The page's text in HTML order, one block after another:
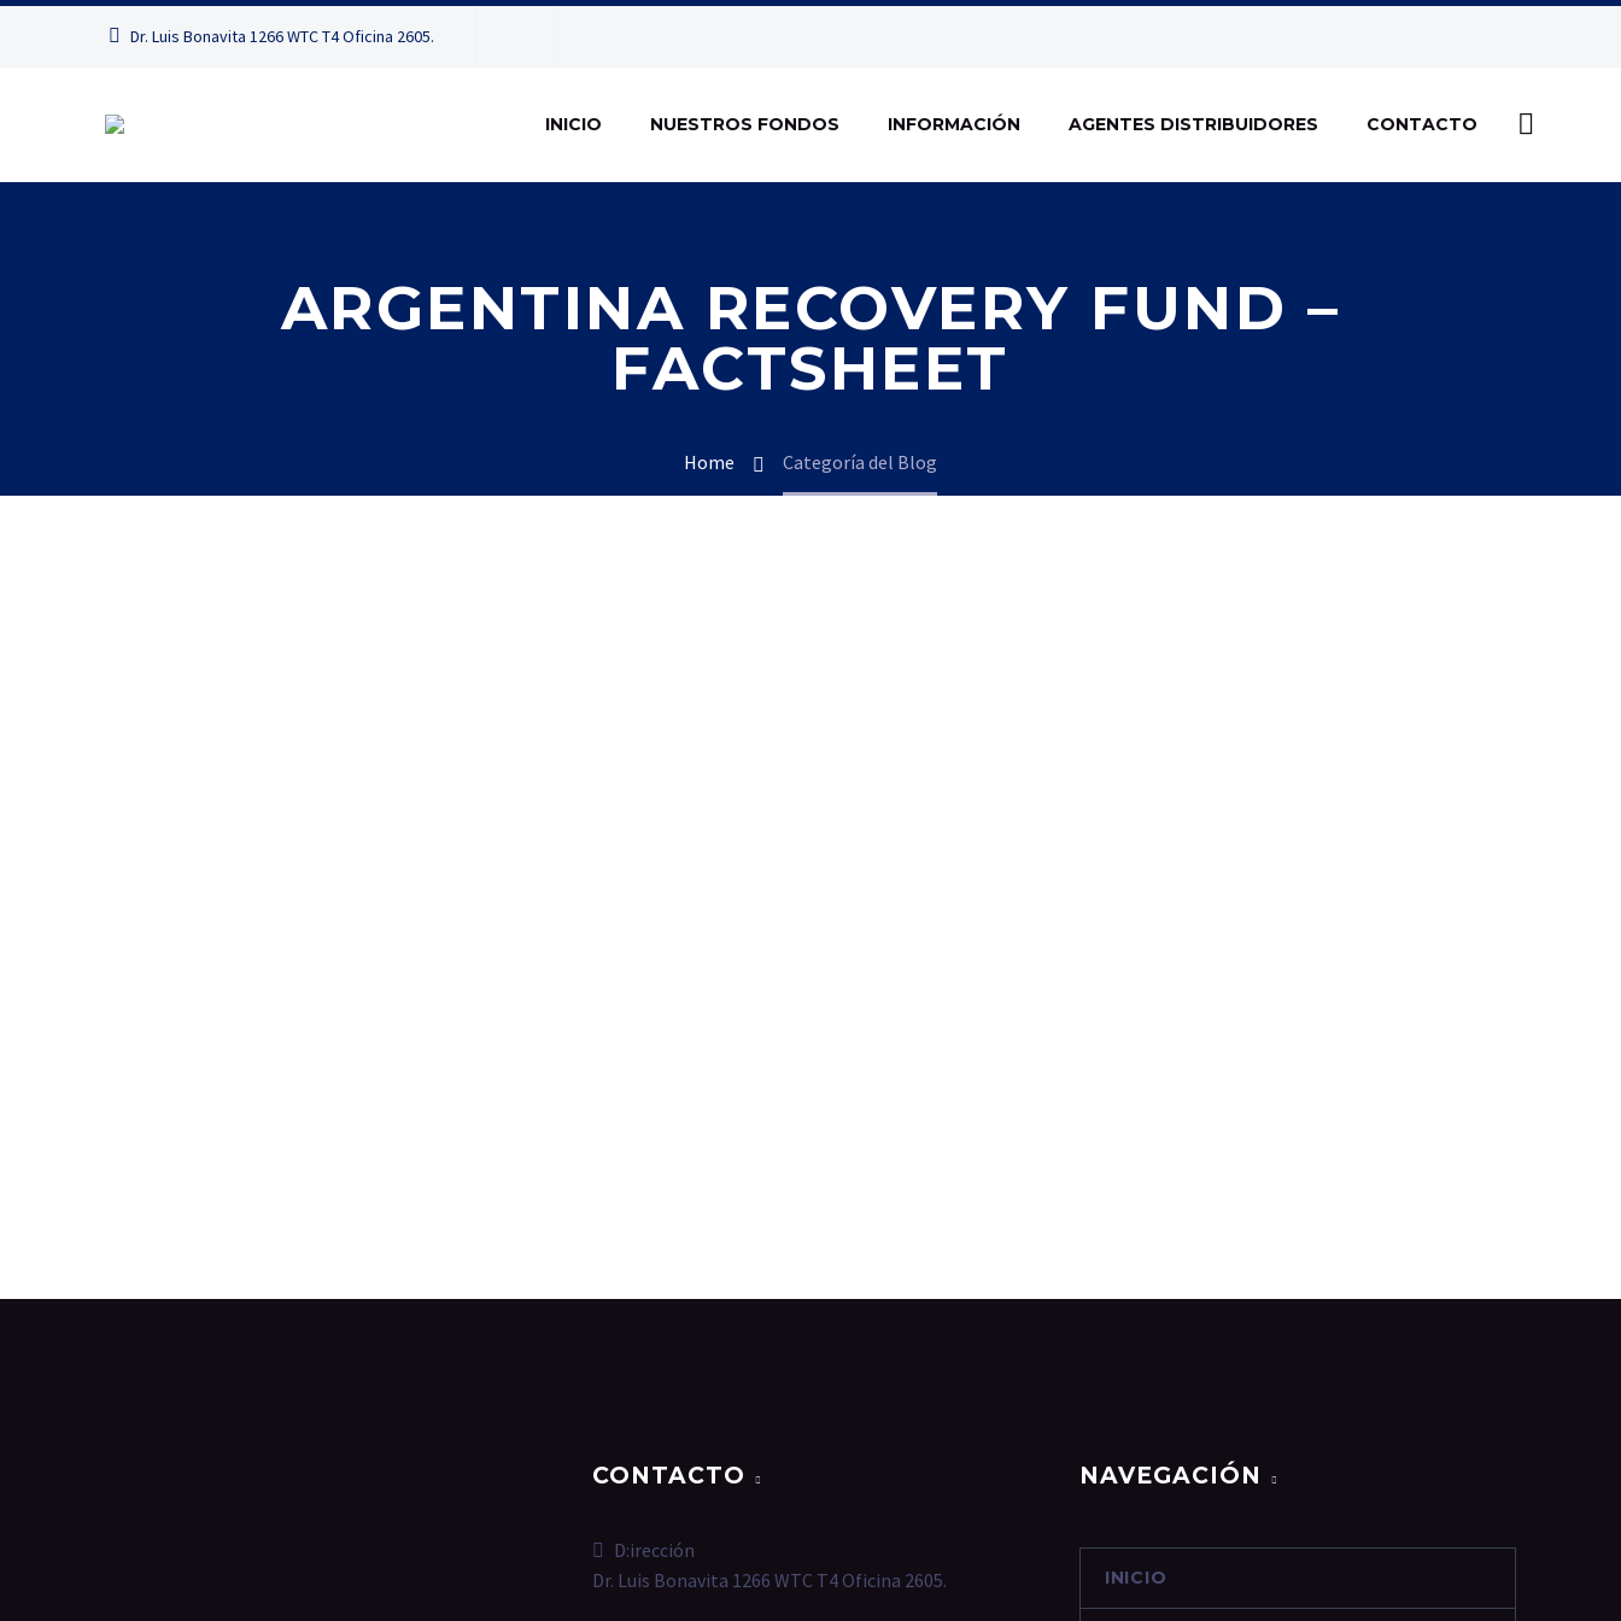
Dr. Luis Bonavita 1266 WTC T4 Oficina 2605.
INICIO NUESTROS FONDOS INFORMACIÓN AGENTES DISTRIBUIDORES CONTACTO
ARGENTINA RECOVERY FUND –
FACTSHEET
Home Categoría del Blog
CONTACTO
D:irección
Dr. Luis Bonavita 1266 WTC T4 Oficina 2605.
NAVEGACIÓN
INICIO